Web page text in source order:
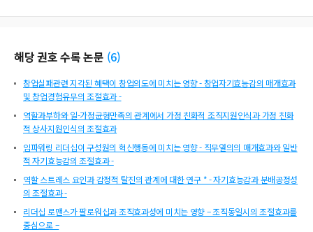
해당 권호 수록 논문 (6)
창업실패관련 지각된 혜택이 창업의도에 미치는 영향 - 창업자기효능감의 매개효과
및 창업경험유무의 조절효과 -
역할과부하와 일-가정균형만족의 관계에서 가정 친화적 조직지원인식과 가정 친화
적 상사지원인식의 조절효과
임파워링 리더십이 구성원의 혁신행동에 미치는 영향 - 직무열의의 매개효과와 일반
적 자기효능감의 조절효과 -
역할 스트레스 요인과 감정적 탈진의 관계에 대한 연구 * - 자기효능감과 분배공정성
의 조절효과 -
리더십 로맨스가 팔로워십과 조직효과성에 미치는 영향 – 조직동일시의 조절효과를
중심으로 –